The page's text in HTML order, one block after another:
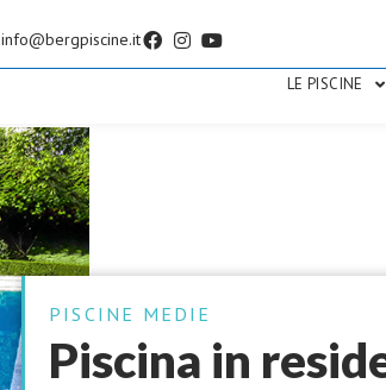
info@bergpiscine.it
LE PISCINE
PISCINE MEDIE
Piscina in